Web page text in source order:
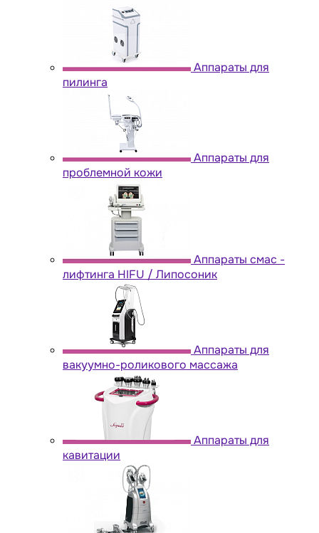
Аппараты для
пилинга
Аппараты для
проблемной кожи
Аппараты cмас -
лифтинга HIFU / Липосоник
Аппараты для
вакуумно-роликового массажа
Аппараты для
кавитации